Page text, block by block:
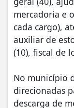
mercadoria e
cada cargo),
auxiliar de
(10), fiscal de
No município
direcionadas
descarga de